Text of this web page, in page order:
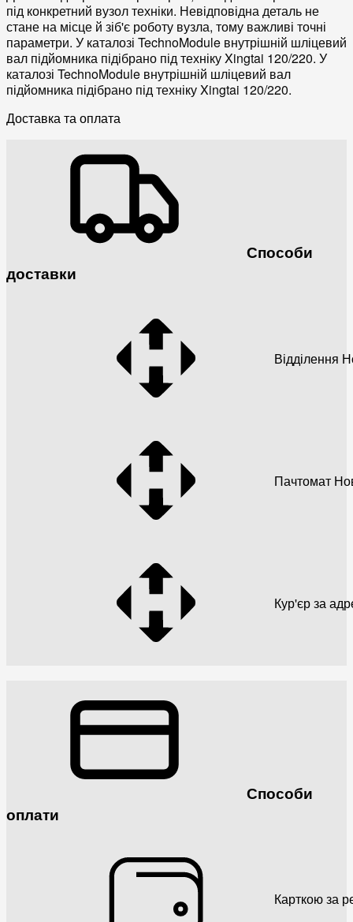
під конкретний вузол техніки. Невідповідна деталь не
стане на місце й зіб'є роботу вузла, тому важливі точні
параметри. У каталозі TechnoModule внутрішній шліцевий
вал підйомника підібрано під техніку Xingtai 120/220. У
каталозі TechnoModule внутрішній шліцевий вал
підйомника підібрано під техніку Xingtai 120/220.
Доставка та оплата
Способи
доставки
Відділення
Пачтомат
Кур'єр за
Способи
оплати
Карткою за